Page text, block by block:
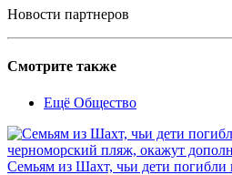
Новости партнеров
Смотрите также
Ещё Общество
Семьям из Шахт, чьи дети погибли